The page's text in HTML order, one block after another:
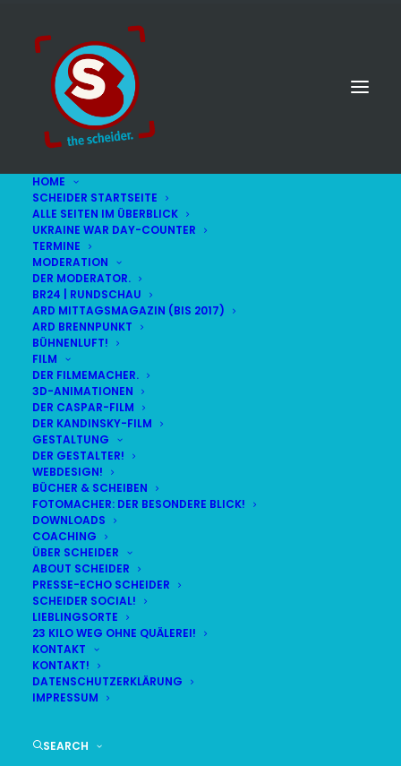
HOME
SCHEIDER STARTSEITE
ALLE SEITEN IM ÜBERBLICK
UKRAINE WAR DAY-COUNTER
TERMINE
MODERATION
DER MODERATOR.
BR24 | RUNDSCHAU
ARD MITTAGSMAGAZIN (BIS 2017)
ARD BRENNPUNKT
BÜHNENLUFT!
FILM
DER FILMEMACHER.
3D-ANIMATIONEN
DER CASPAR-FILM
DER KANDINSKY-FILM
GESTALTUNG
DER GESTALTER!
WEBDESIGN!
BÜCHER & SCHEIBEN
FOTOMACHER: DER BESONDERE BLICK!
DOWNLOADS
COACHING
ÜBER SCHEIDER
ABOUT SCHEIDER
PRESSE-ECHO SCHEIDER
SCHEIDER SOCIAL!
LIEBLINGSORTE
23 KILO WEG OHNE QUÄLEREI!
KONTAKT
KONTAKT!
DATENSCHUTZERKLÄRUNG
IMPRESSUM
SEARCH
DAS BUCH ZUR 24STÜNDIGEN
DOKU